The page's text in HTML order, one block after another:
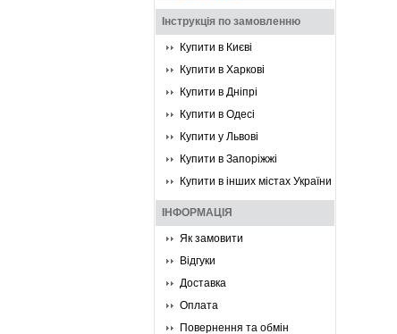
Інструкція по замовленню
Купити в Києві
Купити в Харкові
Купити в Дніпрі
Купити в Одесі
Купити у Львові
Купити в Запоріжжі
Купити в інших містах України
ІНФОРМАЦІЯ
Як замовити
Відгуки
Доставка
Оплата
Повернення та обмін